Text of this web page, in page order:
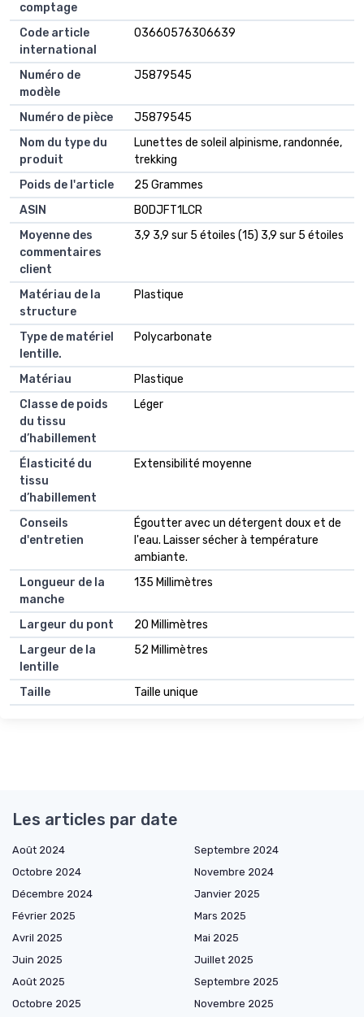
comptage
Code article
international
03660576306639
Numéro de
modèle
J5879545
Numéro de pièce
J5879545
Nom du type du
produit
Lunettes de soleil alpinisme, randonnée,
trekking
Poids de l'article
25 Grammes
ASIN
B0DJFT1LCR
Moyenne des
commentaires
client
3,9 3,9 sur 5 étoiles (15) 3,9 sur 5 étoiles
Matériau de la
structure
Plastique
Type de matériel
lentille.
Polycarbonate
Matériau
Plastique
Classe de poids
du tissu
d’habillement
Léger
Élasticité du
tissu
d’habillement
Extensibilité moyenne
Conseils
d'entretien
Égoutter avec un détergent doux et de
l'eau. Laisser sécher à température
ambiante.
Longueur de la
manche
135 Millimètres
Largeur du pont
20 Millimètres
Largeur de la
lentille
52 Millimètres
Taille Taille unique
Les articles par date
Août 2024
Septembre 2024
Octobre 2024
Novembre 2024
Décembre 2024
Janvier 2025
Février 2025
Mars 2025
Avril 2025
Mai 2025
Juin 2025
Juillet 2025
Août 2025
Septembre 2025
Octobre 2025
Novembre 2025